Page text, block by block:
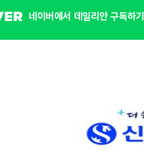
네이버에서 데일리안 구독하기